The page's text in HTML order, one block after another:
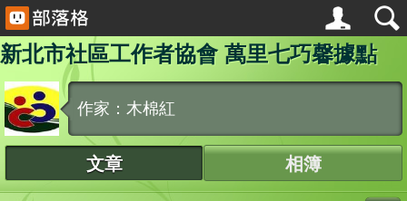
新北市社區工作者協會 萬里七巧馨據點
作家：木棉紅
文章 相簿